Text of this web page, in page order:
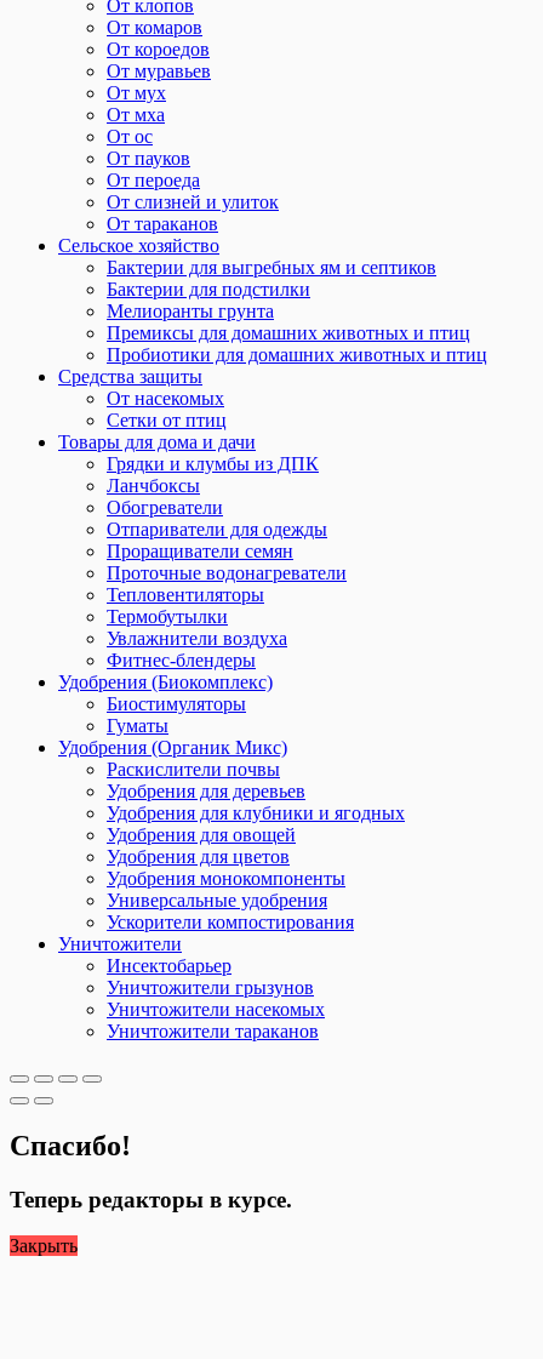
От клопов
От комаров
От короедов
От муравьев
От мух
От мха
От ос
От пауков
От пероеда
От слизней и улиток
От тараканов
Сельское хозяйство
Бактерии для выгребных ям и септиков
Бактерии для подстилки
Мелиоранты грунта
Премиксы для домашних животных и птиц
Пробиотики для домашних животных и птиц
Средства защиты
От насекомых
Сетки от птиц
Товары для дома и дачи
Грядки и клумбы из ДПК
Ланчбоксы
Обогреватели
Отпариватели для одежды
Проращиватели семян
Проточные водонагреватели
Тепловентиляторы
Термобутылки
Увлажнители воздуха
Фитнес-блендеры
Удобрения (Биокомплекс)
Биостимуляторы
Гуматы
Удобрения (Органик Микс)
Раскислители почвы
Удобрения для деревьев
Удобрения для клубники и ягодных
Удобрения для овощей
Удобрения для цветов
Удобрения монокомпоненты
Универсальные удобрения
Ускорители компостирования
Уничтожители
Инсектобарьер
Уничтожители грызунов
Уничтожители насекомых
Уничтожители тараканов
Спасибо!
Теперь редакторы в курсе.
Закрыть